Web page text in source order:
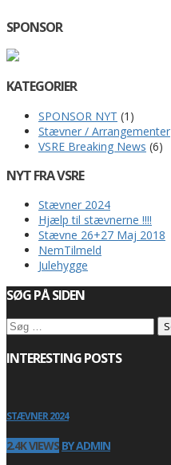
SPONSOR
KATEGORIER
SPONSOR NYT (1)
Stævner / Arrangementer
VSRE Breaking News (6)
NYT FRA VSRE
Stævner 2024
Hjælp til stævnerne !!!!
Stævne 26+27 Maj 2018
NemTilmeld
Julehygge
SØG PÅ SIDEN
Søg
efter:
INTERESTING POSTS
STÆVNER 2024
2.4K VIEWS BY ADMIN